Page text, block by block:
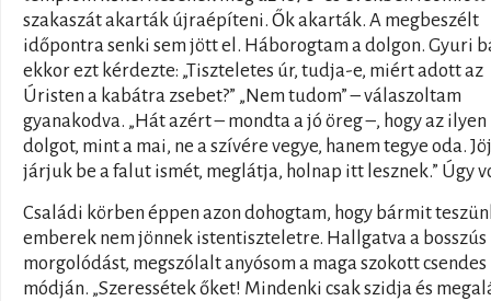
szakaszát akarták újraépíteni. Ők akarták. A megbeszélt
időpontra senki sem jött el. Háborogtam a dolgon. Gyuri
ekkor ezt kérdezte: „Tiszteletes úr, tudja-e, miért adott az
Úristen a kabátra zsebet?” „Nem tudom” – válaszoltam
gyanakodva. „Hát azért – mondta a jó öreg –, hogy az ilyen
dolgot, mint a mai, ne a szívére vegye, hanem tegye oda.
járjuk be a falut ismét, meglátja, holnap itt lesznek.” Úgy
Családi körben éppen azon dohogtam, hogy bármit
emberek nem jönnek istentiszteletre. Hallgatva a bosszús
morgolódást, megszólalt anyósom a maga szokott csendes
módján. „Szeressétek őket! Mindenki csak szidja és